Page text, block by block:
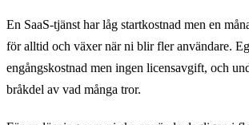
En SaaS-tjänst har låg startkostnad men en
för alltid och växer när ni blir fler användare.
engångskostnad men ingen licensavgift, och
bråkdel av vad många tror.